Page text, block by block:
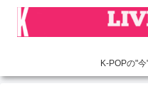
K-POPの"